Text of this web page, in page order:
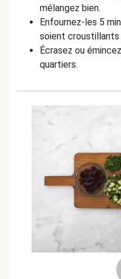
mélangez bien.
Enfournez-les 5
soient croustillants
Écrasez ou
quartiers.